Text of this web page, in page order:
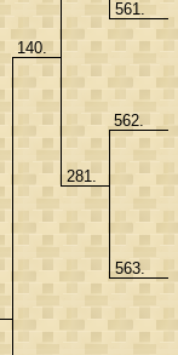
140.
561.
281.
562.
563.